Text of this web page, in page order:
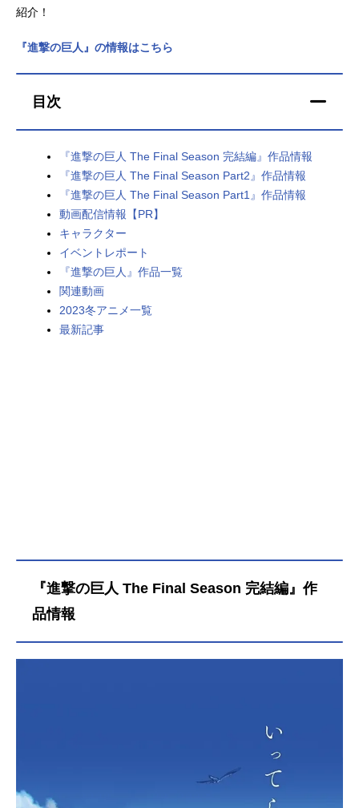
今期アニメ曜日別一覧
春アニメ
FOLLOW US
紹介！
『進撃の巨人』の情報はこちら
目次
『進撃の巨人 The Final Season 完結編』作品情報
『進撃の巨人 The Final Season Part2』作品情報
『進撃の巨人 The Final Season Part1』作品情報
動画配信情報【PR】
キャラクター
イベントレポート
『進撃の巨人』作品一覧
関連動画
2023冬アニメ一覧
最新記事
『進撃の巨人 The Final Season 完結編』作
品情報